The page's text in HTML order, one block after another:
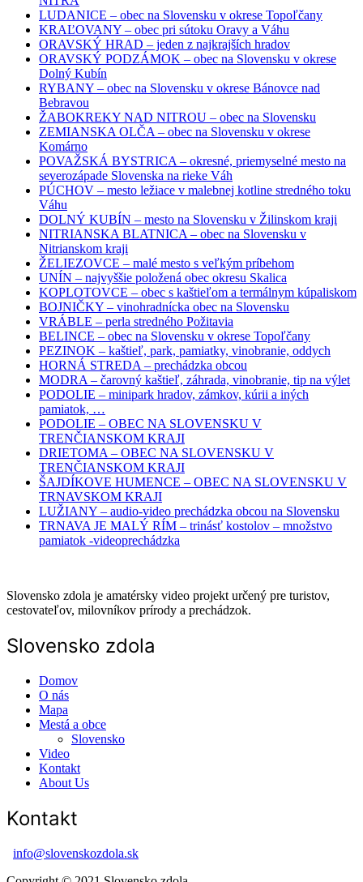
LUDANICE – obec na Slovensku v okrese Topoľčany
KRAĽOVANY – obec pri sútoku Oravy a Váhu
ORAVSKÝ HRAD – jeden z najkrajších hradov
ORAVSKÝ PODZÁMOK – obec na Slovensku v okrese
Dolný Kubín
RYBANY – obec na Slovensku v okrese Bánovce nad
Bebravou
ŽABOKREKY NAD NITROU – obec na Slovensku
ZEMIANSKA OLČA – obec na Slovensku v okrese
Komárno
POVAŽSKÁ BYSTRICA – okresné, priemyselné mesto na
severozápade Slovenska na rieke Váh
PÚCHOV – mesto ležiace v malebnej kotline stredného toku
Váhu
DOLNÝ KUBÍN – mesto na Slovensku v Žilinskom kraji
NITRIANSKA BLATNICA – obec na Slovensku v
Nitrianskom kraji
ŽELIEZOVCE – malé mesto s veľkým príbehom
UNÍN – najvyššie položená obec okresu Skalica
KOPLOTOVCE – obec s kaštieľom a termálnym kúpaliskom
BOJNIČKY – vinohradnícka obec na Slovensku
VRÁBLE – perla stredného Požitavia
BELINCE – obec na Slovensku v okrese Topoľčany
PEZINOK – kaštieľ, park, pamiatky, vinobranie, oddych
HORNÁ STREDA – prechádzka obcou
MODRA – čarovný kaštieľ, záhrada, vinobranie, tip na výlet
PODOLIE – minipark hradov, zámkov, kúrii a iných
pamiatok, …
PODOLIE – OBEC NA SLOVENSKU V
TRENČIANSKOM KRAJI
DRIETOMA – OBEC NA SLOVENSKU V
TRENČIANSKOM KRAJI
ŠAJDÍKOVE HUMENCE – OBEC NA SLOVENSKU V
TRNAVSKOM KRAJI
LUŽIANY – audio-video prechádzka obcou na Slovensku
TRNAVA JE MALÝ RÍM – trinásť kostolov – množstvo
pamiatok -videoprechádzka
Slovensko zdola je amatérsky video projekt určený pre turistov,
cestovateľov, milovníkov prírody a prechádzok.
Slovensko zdola
Domov
O nás
Mapa
Mestá a obce
Slovensko
Video
Kontakt
About Us
Kontakt
info@slovenskozdola.sk